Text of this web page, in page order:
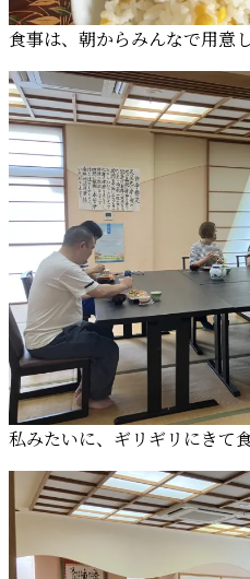
食事は、朝からみんなで用意し
私みたいに、ギリギリにきて